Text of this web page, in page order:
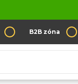
B2B zóna